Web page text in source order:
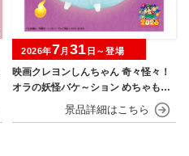
映画クレヨンしんちゃん 奇々怪々！
オラの妖怪バケ～ション めちゃもふ
ぐっとぬいぐるみ シロ
2026年7月 31 日～登場